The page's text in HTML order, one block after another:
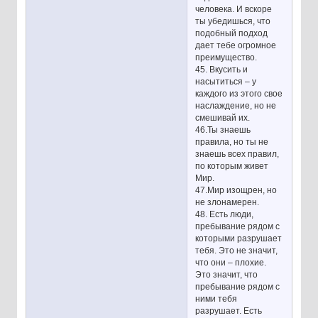
человека. И вскоре
ты убедишься, что
подобный подход
дает тебе огромное
преимущество.
45. Вкусить и
насытиться – у
каждого из этого свое
наслаждение, но не
смешивай их.
46.Ты знаешь
правила, но ты не
знаешь всех правил,
по которым живет
Мир.
47.Мир изощрен, но
не злонамерен.
48. Есть люди,
пребывание рядом с
которыми разрушает
тебя. Это не значит,
что они – плохие.
Это значит, что
пребывание рядом с
ними тебя
разрушает. Есть